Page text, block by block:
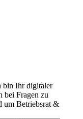
bin Ihr digitaler
bei Fragen zu
um Betriebsrat &